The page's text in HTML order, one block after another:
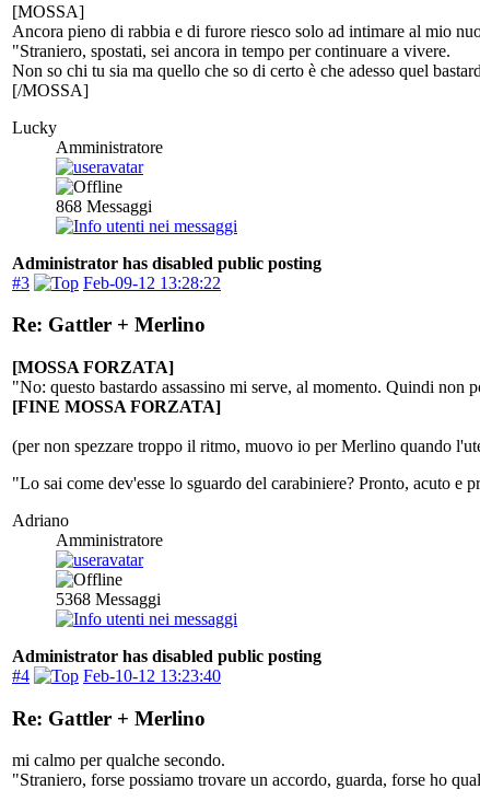
[MOSSA]
Ancora pieno di rabbia e di furore riesco solo ad intimare al mio
"Straniero, spostati, sei ancora in tempo per continuare a vivere.
Non so chi tu sia ma quello che so di certo è che adesso quel
[/MOSSA]
Lucky
Amministratore
868 Messaggi
Administrator has disabled public posting
#3
Feb-09-12 13:28:22
Re: Gattler + Merlino
[MOSSA FORZATA]
"No: questo bastardo assassino mi serve, al momento. Quindi
[FINE MOSSA FORZATA]
(per non spezzare troppo il ritmo, muovo io per Merlino quando
"Lo sai come dev'esse lo sguardo del carabiniere? Pronto, acuto e
Adriano
Amministratore
5368 Messaggi
Administrator has disabled public posting
#4
Feb-10-12 13:23:40
Re: Gattler + Merlino
mi calmo per qualche secondo.
"Straniero, forse possiamo trovare un accordo, guarda, forse ho